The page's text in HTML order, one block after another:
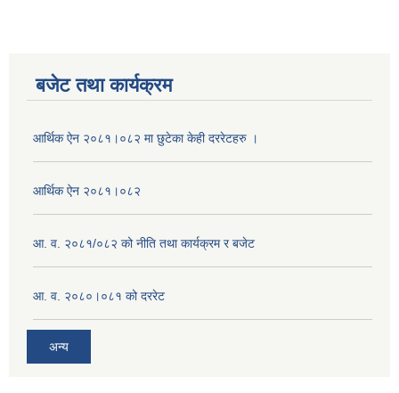
बजेट तथा कार्यक्रम
आर्थिक ऐन २०८१।०८२ मा छुटेका केही दररेटहरु ।
आर्थिक ऐन २०८१।०८२
आ. व. २०८१/०८२ को नीति तथा कार्यक्रम र बजेट
आ. व. २०८०।०८१ को दररेट
अन्य